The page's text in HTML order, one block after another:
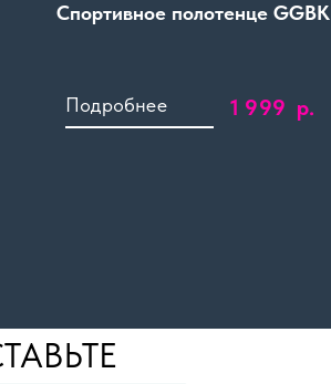
Спортивное полотенце GGBK
1 999 р.